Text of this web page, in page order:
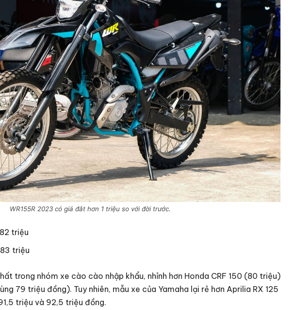
WR155R 2023 có giá đắt hơn 1 triệu so với đời trước.
triệu
triệu
trong nhóm xe cào cào nhập khẩu, nhỉnh hơn Honda CRF 150 (80 triệu)
79 triệu đồng). Tuy nhiên, mẫu xe của Yamaha lại rẻ hơn Aprilia RX 125
triệu và 92,5 triệu đồng.